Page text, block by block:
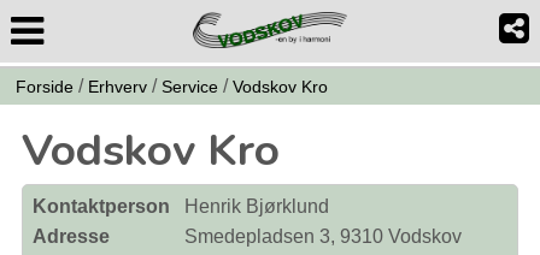
Forside / Erhverv / Service / Vodskov Kro
Vodskov Kro
Kontaktperson
Henrik Bjørklund
Adresse
Smedepladsen 3, 9310 Vodskov